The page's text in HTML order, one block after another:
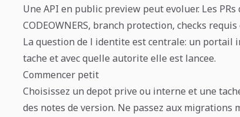
Une API en public preview peut evoluer. Les
CODEOWNERS, branch protection, checks
La question de l identite est centrale: un portail
tache et avec quelle autorite elle est lancee.
Commencer petit
Choisissez un depot prive ou interne et une
des notes de version. Ne passez aux